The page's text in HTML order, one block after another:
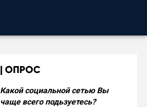
ОПРОС
Какой социальной сетью Вы
чаще всего подьзуетесь?